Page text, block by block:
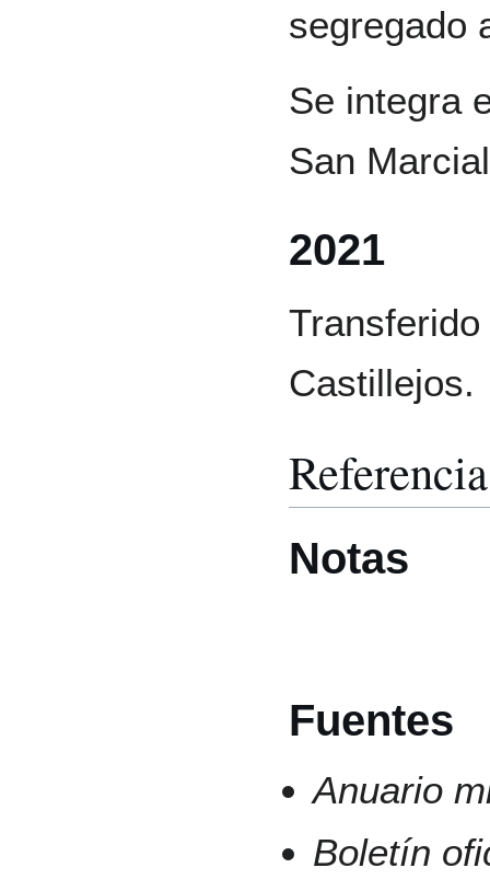
segregado
Se integra
San
2021
Castillejos.
Notas
Fuentes
Anuario
Boletín